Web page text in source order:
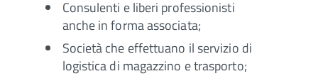
Consulenti e liberi professionisti
anche in forma associata;
Società che effettuano il servizio di
logistica di magazzino e trasporto;